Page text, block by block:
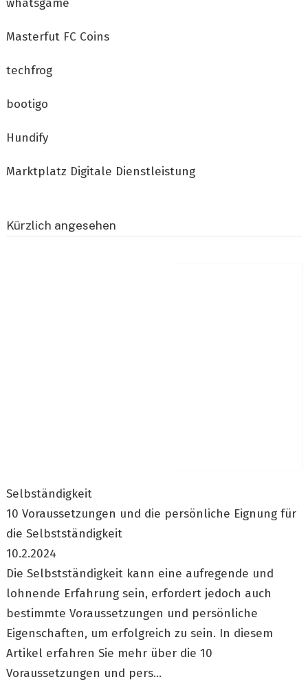
whatsgame
Masterfut FC Coins
techfrog
bootigo
Hundify
Marktplatz Digitale Dienstleistung
Kürzlich angesehen
Selbständigkeit
10 Voraussetzungen und die persönliche Eignung für
die Selbstständigkeit
10.2.2024
Die Selbstständigkeit kann eine aufregende und
lohnende Erfahrung sein, erfordert jedoch auch
bestimmte Voraussetzungen und persönliche
Eigenschaften, um erfolgreich zu sein. In diesem
Artikel erfahren Sie mehr über die 10
Voraussetzungen und pers...